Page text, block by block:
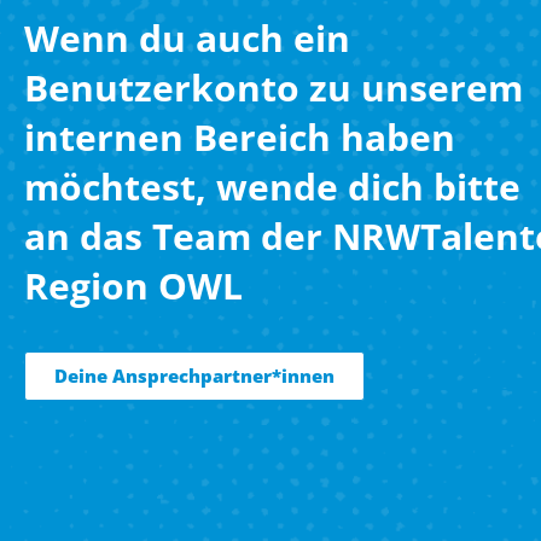
Wenn du auch ein
Benutzerkonto zu unserem
internen Bereich haben
möchtest, wende dich bitte
an das Team der
Region OWL
Deine Ansprechpartner*innen